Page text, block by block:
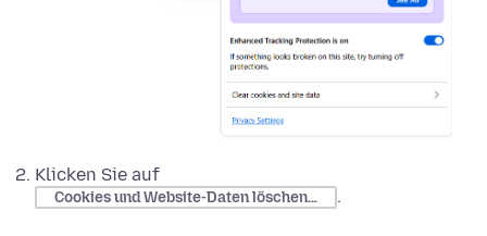
Klicken Sie auf
Cookies und Website-Daten löschen… .